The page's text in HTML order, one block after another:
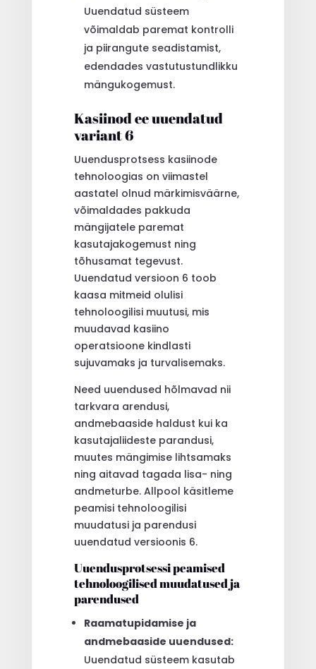
Uuendatud süsteem
võimaldab paremat kontrolli
ja piirangute seadistamist,
edendades vastutustundlikku
mängukogemust.
Kasiinod ee uuendatud
variant 6
Uuendusprotsess kasiinode
tehnoloogias on viimastel
aastatel olnud märkimisväärne,
võimaldades pakkuda
mängijatele paremat
kasutajakogemust ning
tõhusamat tegevust.
Uuendatud versioon 6 toob
kaasa mitmeid olulisi
tehnoloogilisi muutusi, mis
muudavad kasiino
operatsioone kindlasti
sujuvamaks ja turvalisemaks.
Need uuendused hõlmavad nii
tarkvara arendusi,
andmebaaside haldust kui ka
kasutajaliideste parandusi,
muutes mängimise lihtsamaks
ning aitavad tagada lisa- ning
andmeturbe. Allpool käsitleme
peamisi tehnoloogilisi
muudatusi ja parendusi
uuendatud versioonis 6.
Uuendusprotsessi peamised
tehnoloogilised muudatused ja
parendused
Raamatupidamise ja
andmebaaside uuendused:
Uuendatud süsteem kasutab